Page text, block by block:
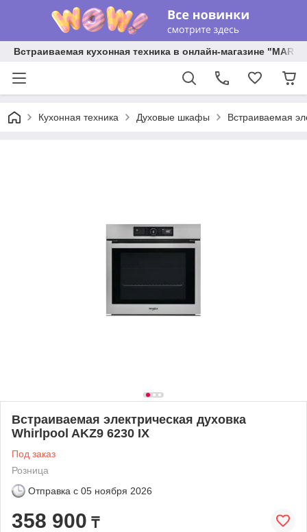
Встраиваемая кухонная техника в онлайн-магазине "MARY
Кухонная техника Духовые шкафы Встраиваемая
Встраиваемая электрическая духовка
Whirlpool AKZ9 6230 IX
Под заказ
Розница
Отправка с 05 ноября 2026
358 900 ₸